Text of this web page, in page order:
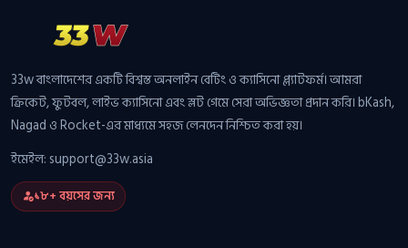
33w বাংলাদেশের একটি বিশ্বস্ত অনলাইন বেটিং ও ক্যাসিনো প্ল্যাটফর্ম। আমরা
ক্রিকেট, ফুটবল, লাইভ ক্যাসিনো এবং স্লট গেমে সেরা অভিজ্ঞতা প্রদান করি। bKash,
Nagad ও Rocket-এর মাধ্যমে সহজ লেনদেন নিশ্চিত করা হয়।
ইমেইল: support@33w.asia
১৮+ বয়সের জন্য